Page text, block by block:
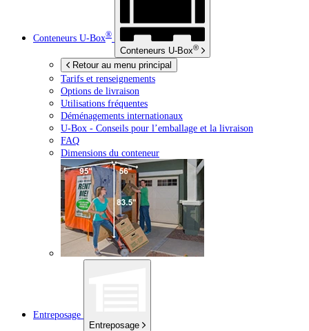
Conteneurs U-Box®
Conteneurs U-Box®
Retour au menu principal
Tarifs et renseignements
Options de livraison
Utilisations fréquentes
Déménagements internationaux
U-Box - Conseils pour l’emballage et la livraison
FAQ
Dimensions du conteneur
Entreposage
Entreposage